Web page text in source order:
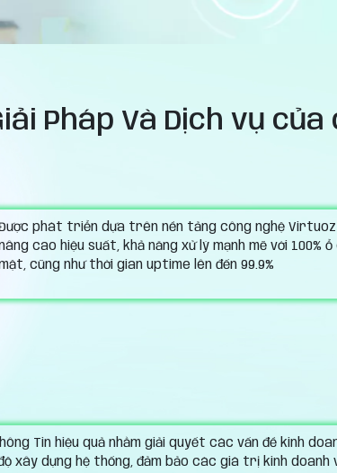
Pháp Và Dịch vụ
phát triển dựa trên nền tảng công nghệ
nâng cao hiệu suất, khả năng xử lý mạnh mẽ với
mật, cũng như thời gian uptime lên đến 99.9%
Tin hiệu quả nhằm giải quyết các vấn đề kinh
xây dựng hệ thống, đảm bảo các giá trị kinh doanh